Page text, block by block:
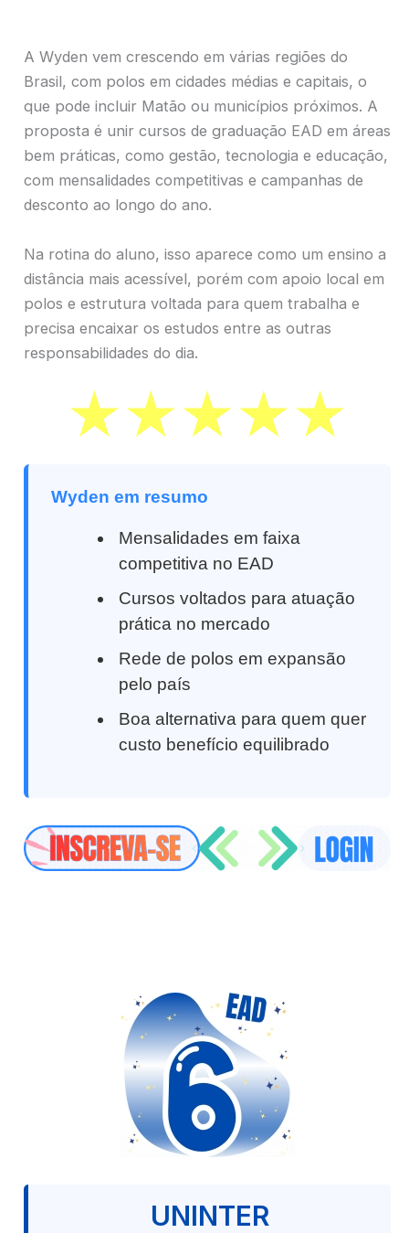
A Wyden vem crescendo em várias regiões do
Brasil, com polos em cidades médias e capitais, o
que pode incluir Matão ou municípios próximos. A
proposta é unir cursos de graduação EAD em áreas
bem práticas, como gestão, tecnologia e educação,
com mensalidades competitivas e campanhas de
desconto ao longo do ano.
Na rotina do aluno, isso aparece como um ensino a
distância mais acessível, porém com apoio local em
polos e estrutura voltada para quem trabalha e
precisa encaixar os estudos entre as outras
responsabilidades do dia.
Wyden em resumo
Mensalidades em faixa
competitiva no EAD
Cursos voltados para atuação
prática no mercado
Rede de polos em expansão
pelo país
Boa alternativa para quem quer
custo benefício equilibrado
UNINTER